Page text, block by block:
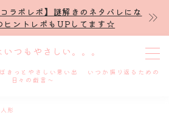
ラボレポ】謎解きのネタバレにな
ヒントレポもUPしてます☆
いつもやさしい。。。
きっとやさしい思い出 いつか振り返るための
日々の戯言～
形